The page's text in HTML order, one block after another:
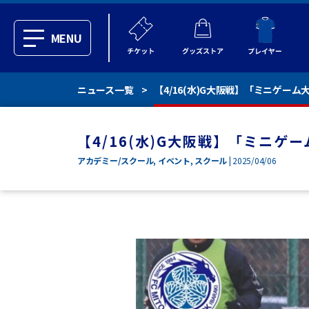
MENU
ニュース一覧 【4/16(水)G大阪戦】「ミニゲー
【4/16(水)G大阪戦】「ミニゲ
アカデミー/スクール, イベント, スクール| 2025/04/06